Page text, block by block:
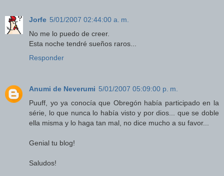
Jorfe 5/01/2007 02:44:00 a. m.
No me lo puedo de creer.
Esta noche tendré sueños raros...
Responder
Anumi de Neverumi 5/01/2007 05:09:00 p. m.
Puuff, yo ya conocía que Obregón había participado en la
série, lo que nunca lo había visto y por dios... que se doble
ella misma y lo haga tan mal, no dice mucho a su favor...
Genial tu blog!
Saludos!